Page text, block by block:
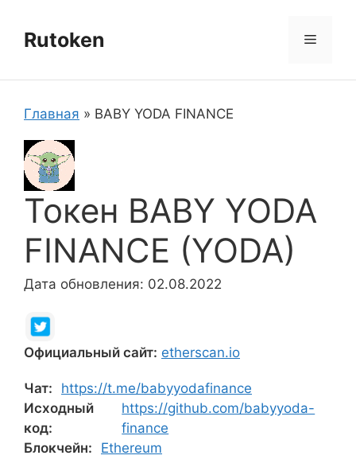
содержимому
Rutoken Меню
Главная » BABY YODA FINANCE
Токен BABY YODA
FINANCE (YODA)
Дата обновления: 02.08.2022
Официальный сайт: etherscan.io
Чат:
https://t.me/babyyodafinance
Исходный
код:
https://github.com/babyyoda-
finance
Блокчейн:
Ethereum